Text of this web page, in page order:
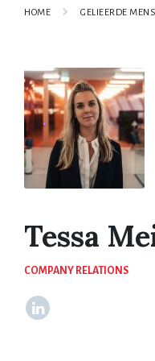
HOME GELIEERDE
Tessa
COMPANY RELATIONS